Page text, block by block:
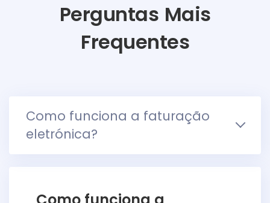
Perguntas Mais
Frequentes
Como funciona a faturação
eletrónica?